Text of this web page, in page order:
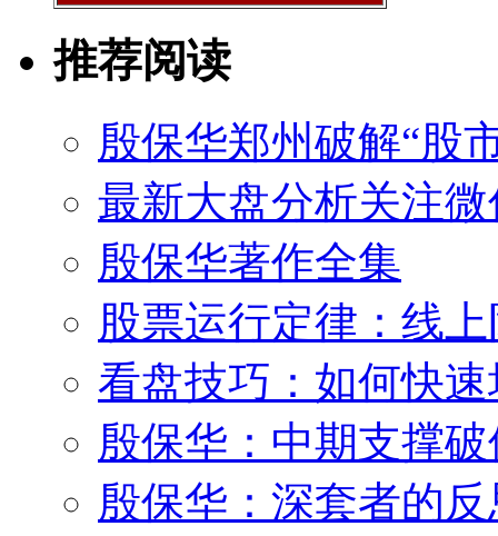
推荐阅读
殷保华郑州破解“股
最新大盘分析关注
殷保华著作全集
股票运行定律：线
看盘技巧：如何快
殷保华：中期支撑
殷保华：深套者的